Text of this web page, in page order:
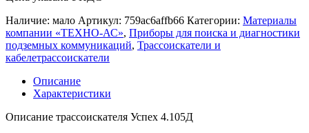
Наличие: мало Артикул: 759ac6affb66 Категории: Материалы
компании «ТЕХНО-АС», Приборы для поиска и диагностики
подземных коммуникаций, Трассоискатели и
кабелетрассоискатели
Описание
Характеристики
Описание трассоискателя Успех 4.105Д